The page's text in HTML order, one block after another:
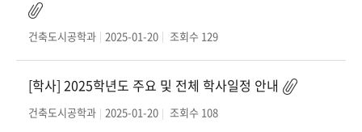
건축도시공학과 2025-01-20 조회수 129
[학사] 2025학년도 주요 및 전체 학사일정 안내
건축도시공학과 2025-01-20 조회수 108